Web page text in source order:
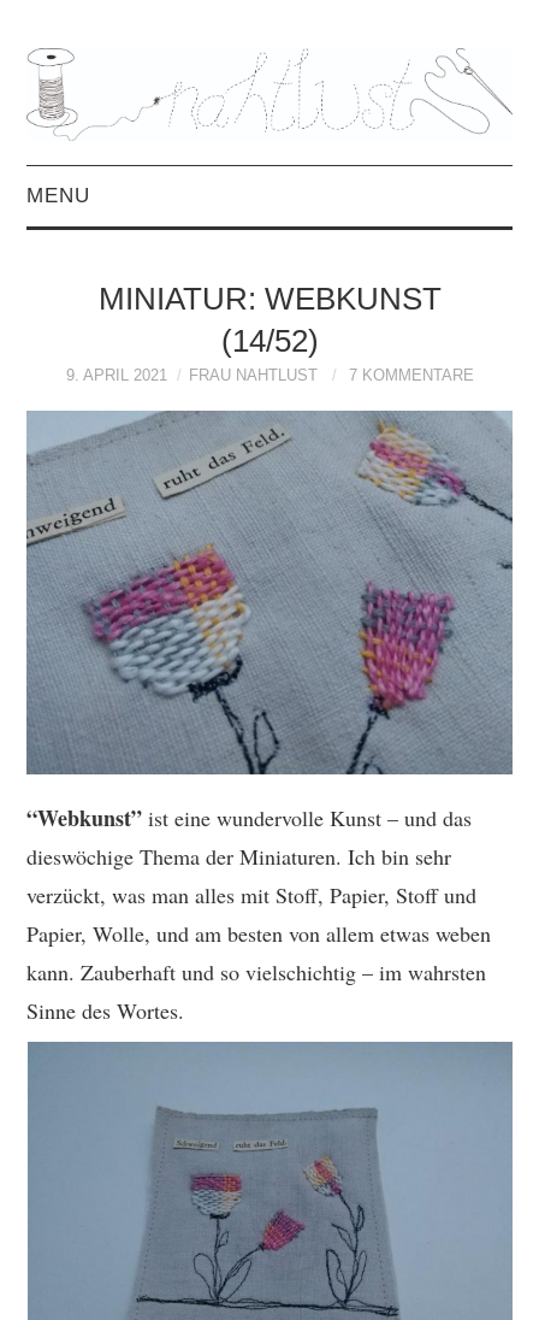
MENU
MITTWOCHSMIX &
INTERVIEWS
FREEBOOKS &
TUTORIALS
WORKSHOPS
PAPIERLIEBE AM
MONTAG
IMPRESSUM
DATENSCHUTZ
MINIATUR: WEBKUNST
(14/52)
9. APRIL 2021 FRAU NAHTLUST 7 KOMMENTARE
“Webkunst” ist eine wundervolle Kunst – und das
dieswöchige Thema der Miniaturen. Ich bin sehr
verzückt, was man alles mit Stoff, Papier, Stoff und
Papier, Wolle, und am besten von allem etwas weben
kann. Zauberhaft und so vielschichtig – im wahrsten
Sinne des Wortes.